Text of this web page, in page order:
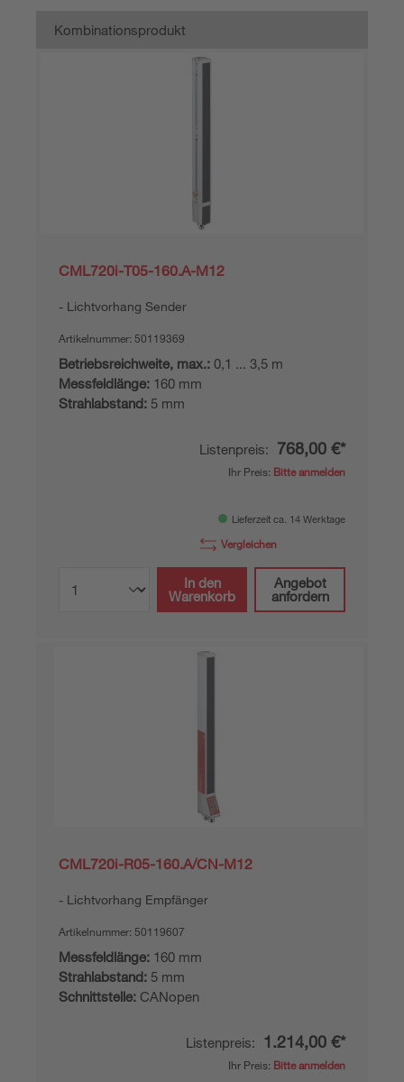
Kombinationsprodukt
CML720i-T05-160.A-M12
Lichtvorhang Sender
Artikelnummer: 50119369
Betriebsreichweite, max.: 0,1 ... 3,5 m
Messfeldlänge: 160 mm
Strahlabstand: 5 mm
Listenpreis: 768,00 €*
Ihr Preis: Bitte anmelden
Lieferzeit ca. 14 Werktage
Vergleichen
In den
Warenkorb
Angebot
anfordern
CML720i-R05-160.A/CN-M12
Lichtvorhang Empfänger
Artikelnummer: 50119607
Messfeldlänge: 160 mm
Strahlabstand: 5 mm
Schnittstelle: CANopen
Listenpreis: 1.214,00 €*
Ihr Preis: Bitte anmelden